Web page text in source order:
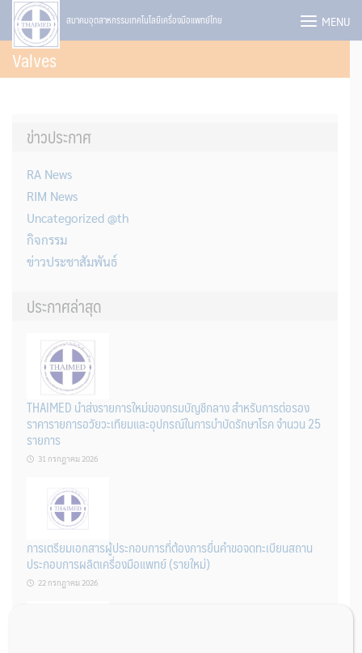
Skip
content
สมาคมอุตสาหกรรมเทคโนโลยีเครื่องมือแพทย์ไทย MENU
Valves
ข่าวประกาศ
RA News
RIM News
Uncategorized @th
กิจกรรม
ข่าวประชาสัมพันธ์
ประกาศล่าสุด
THAIMED นำส่งรายการใหม่ของกรมบัญชีกลาง สำหรับการต่อรอง
ราคารายการอวัยวะเทียมและอุปกรณ์ในการบำบัดรักษาโรค จำนวน 25
รายการ
31 กรกฎาคม 2026
การเตรียมเอกสารผู้ประกอบการที่ต้องการยื่นคำขอจดทะเบียนสถาน
ประกอบการผลิตเครื่องมือแพทย์ (รายใหม่)
22 กรกฎาคม 2026